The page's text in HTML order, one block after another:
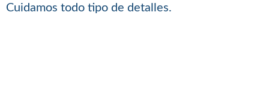
Cuidamos todo tipo de detalles.